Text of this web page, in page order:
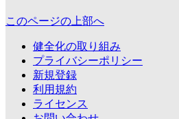
このページの上部へ
健全化の取り組み
プライバシーポリシー
新規登録
利用規約
ライセンス